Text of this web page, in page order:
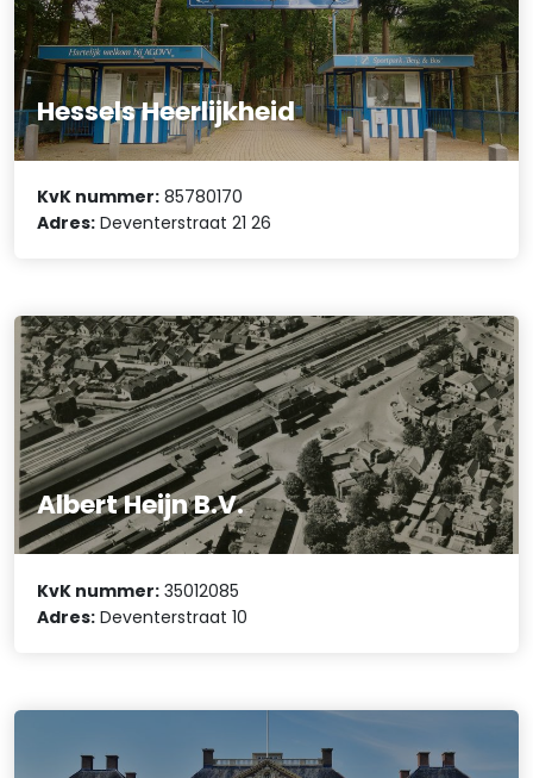
Hessels Heerlijkheid
KvK nummer: 85780170
Adres: Deventerstraat 21 26
Albert Heijn B.V.
KvK nummer: 35012085
Adres: Deventerstraat 10